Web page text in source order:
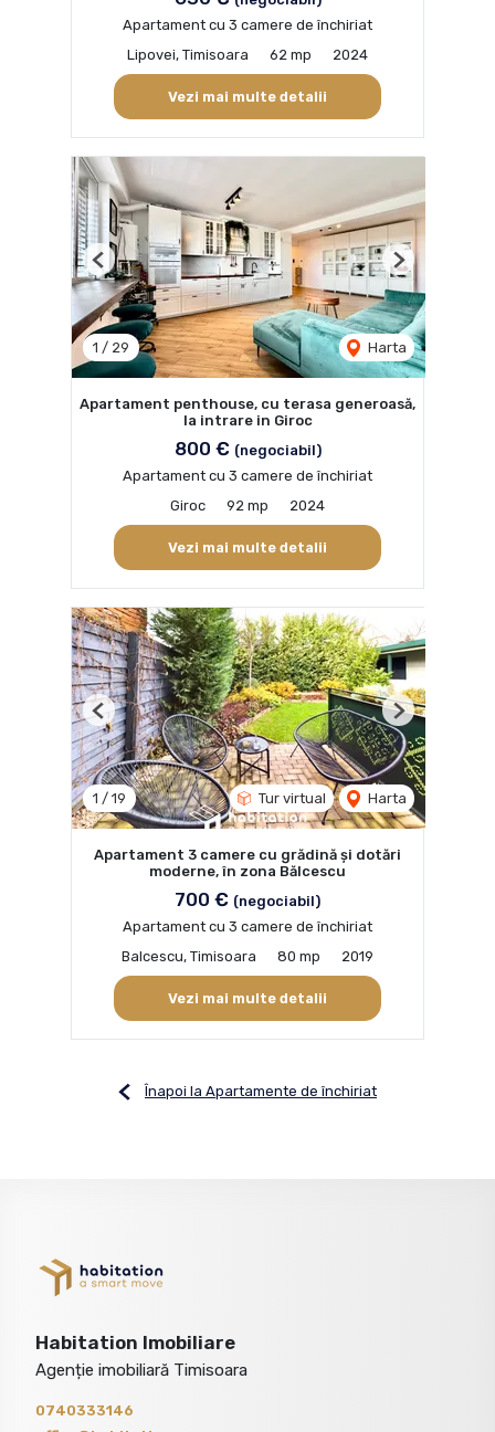
Apartament cu 3 camere de închiriat
Lipovei, Timisoara
62 mp 2024
Vezi mai multe detalii
1 / 29 Harta
Previous Next
Apartament penthouse, cu terasa generoasă,
la intrare in Giroc
800 € (negociabil)
Apartament cu 3 camere de închiriat
Giroc
92 mp 2024
Vezi mai multe detalii
1 / 19 Tur virtual Harta
Previous Next
Apartament 3 camere cu grădină și dotări
moderne, în zona Bălcescu
700 € (negociabil)
Apartament cu 3 camere de închiriat
Balcescu, Timisoara
80 mp 2019
Vezi mai multe detalii
Înapoi la Apartamente de închiriat
Habitation Imobiliare
Agenție imobiliară Timisoara
0740333146